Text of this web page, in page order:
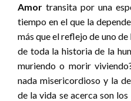
Amor transita por una
tiempo en el que la
más que el reflejo de uno
de toda la historia de la
muriendo o morir
nada misericordioso y la
de la vida se acerca son